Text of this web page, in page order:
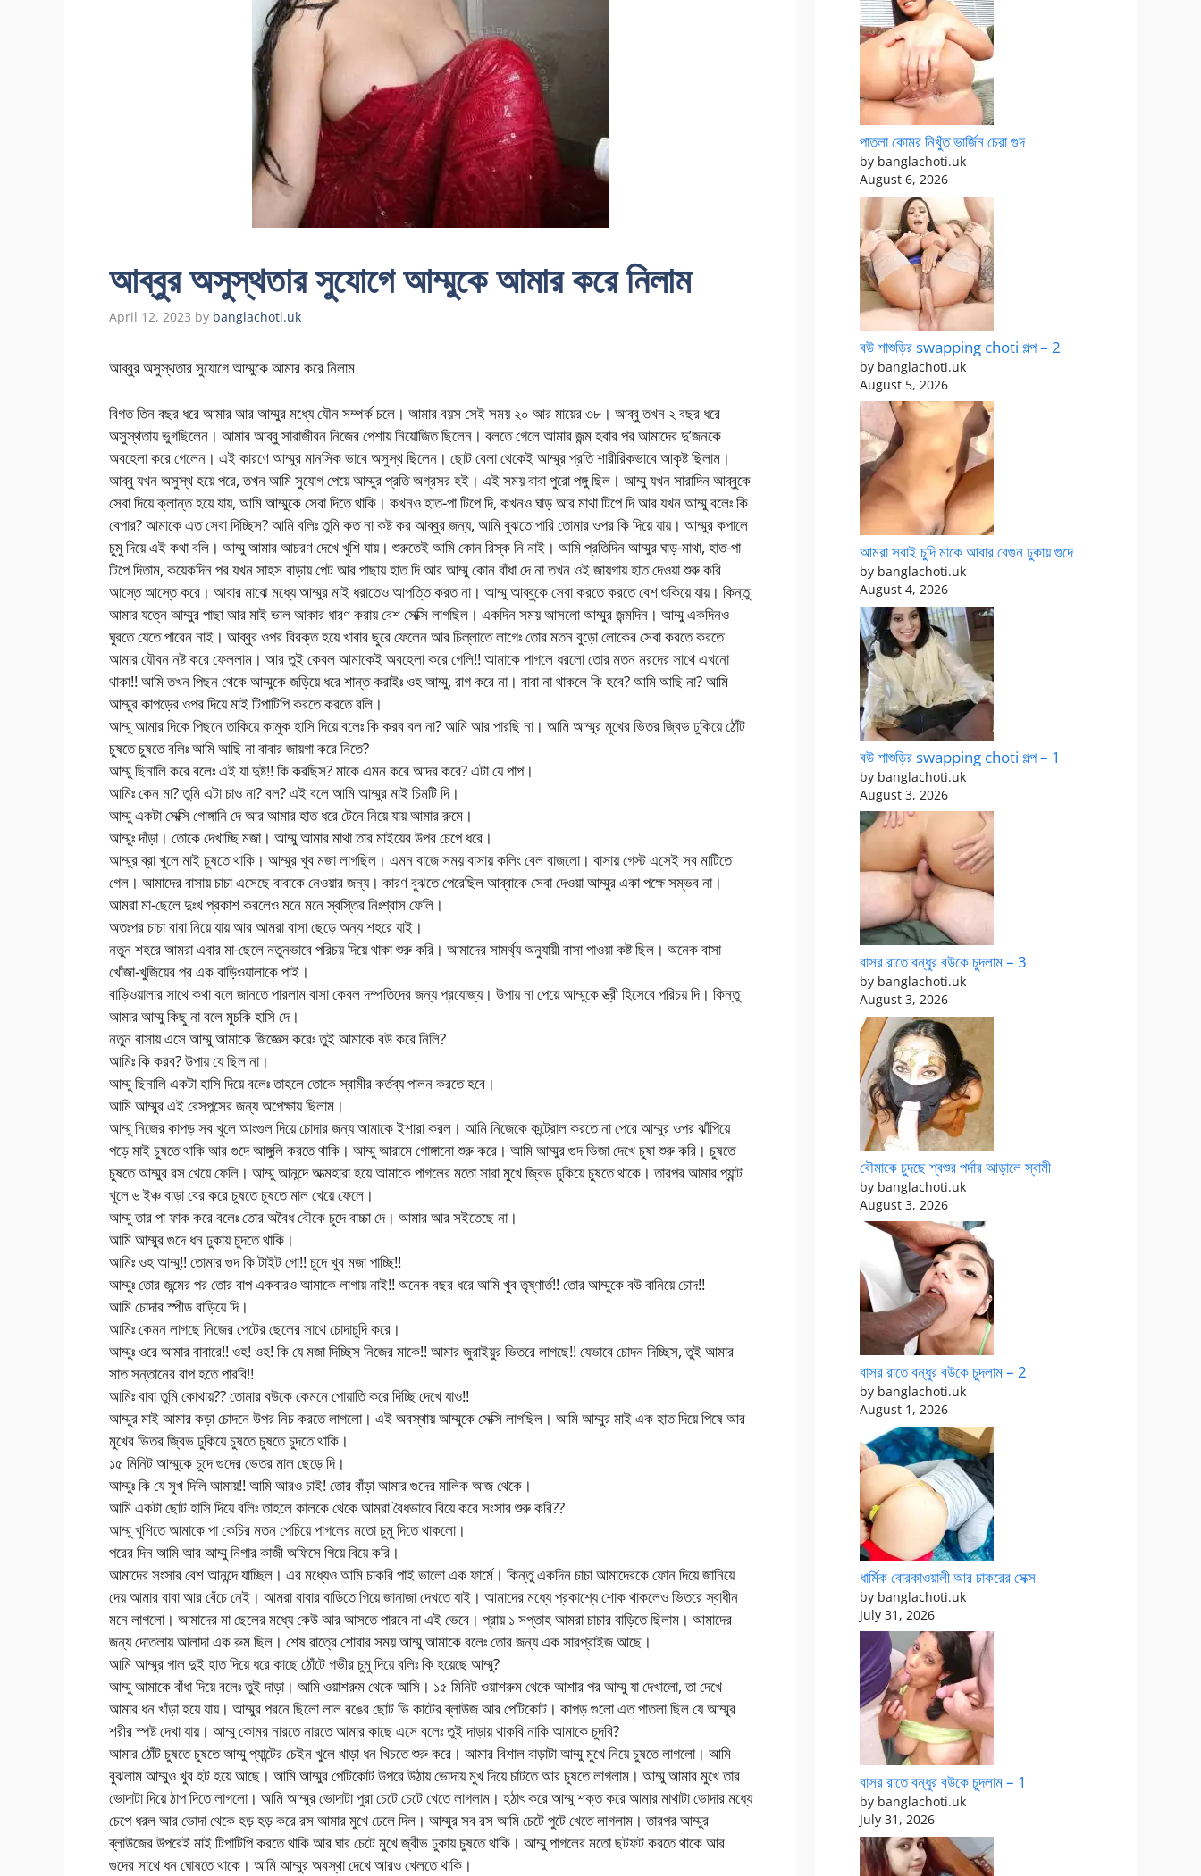
আব্বুর অসুস্থতার সুযোগে আম্মুকে আমার করে নিলাম
April 12, 2023 by banglachoti.uk
আব্বুর অসুস্থতার সুযোগে আম্মুকে আমার করে নিলাম
বিগত তিন বছর ধরে আমার আর আম্মুর মধ্যে যৌন সম্পর্ক চলে। আমার বয়স সেই সময় ২০ আর মায়ের ৩৮। আব্বু তখন ২ বছর ধরে
অসুস্থতায় ভুগছিলেন। আমার আব্বু সারাজীবন নিজের পেশায় নিয়োজিত ছিলেন। বলতে গেলে আমার জন্ম হবার পর আমাদের দু’জনকে
অবহেলা করে গেলেন। এই কারণে আম্মুর মানসিক ভাবে অসুস্থ ছিলেন। ছোট বেলা থেকেই আম্মুর প্রতি শারীরিকভাবে আকৃষ্ট ছিলাম।
আব্বু যখন অসুস্থ হয়ে পরে, তখন আমি সুযোগ পেয়ে আম্মুর প্রতি অগ্রসর হই। এই সময় বাবা পুরো পঙ্গু ছিল। আম্মু যখন সারাদিন আব্বুকে
সেবা দিয়ে ক্লান্ত হয়ে যায়, আমি আম্মুকে সেবা দিতে থাকি। কখনও হাত-পা টিপে দি, কখনও ঘাড় আর মাথা টিপে দি আর যখন আম্মু বলেঃ কি
বেপার? আমাকে এত সেবা দিচ্ছিস? আমি বলিঃ তুমি কত না কষ্ট কর আব্বুর জন্য, আমি বুঝতে পারি তোমার ওপর কি দিয়ে যায়। আম্মুর কপালে
চুমু দিয়ে এই কথা বলি। আম্মু আমার আচরণ দেখে খুশি যায়। শুরুতেই আমি কোন রিস্ক নি নাই। আমি প্রতিদিন আম্মুর ঘাড়-মাথা, হাত-পা
টিপে দিতাম, কয়েকদিন পর যখন সাহস বাড়ায় পেট আর পাছায় হাত দি আর আম্মু কোন বাঁধা দে না তখন ওই জায়গায় হাত দেওয়া শুরু করি
আস্তে আস্তে করে। আবার মাঝে মধ্যে আম্মুর মাই ধরাতেও আপত্তি করত না। আম্মু আব্বুকে সেবা করতে করতে বেশ শুকিয়ে যায়। কিন্তু
আমার যত্নে আম্মুর পাছা আর মাই ভাল আকার ধারণ করায় বেশ সেক্সি লাগছিল। একদিন সময় আসলো আম্মুর জন্মদিন। আম্মু একদিনও
ঘুরতে যেতে পারেন নাই। আব্বুর ওপর বিরক্ত হয়ে খাবার ছুরে ফেলেন আর চিল্লাতে লাগেঃ তোর মতন বুড়ো লোকের সেবা করতে করতে
আমার যৌবন নষ্ট করে ফেললাম। আর তুই কেবল আমাকেই অবহেলা করে গেলি!! আমাকে পাগলে ধরলো তোর মতন মরদের সাথে এখনো
থাকা!! আমি তখন পিছন থেকে আম্মুকে জড়িয়ে ধরে শান্ত করাইঃ ওহ আম্মু, রাগ করে না। বাবা না থাকলে কি হবে? আমি আছি না? আমি
আম্মুর কাপড়ের ওপর দিয়ে মাই টিপাটিপি করতে করতে বলি।
আম্মু আমার দিকে পিছনে তাকিয়ে কামুক হাসি দিয়ে বলেঃ কি করব বল না? আমি আর পারছি না। আমি আম্মুর মুখের ভিতর জ্বিভ ঢুকিয়ে ঠোঁট
চুষতে চুষতে বলিঃ আমি আছি না বাবার জায়গা করে নিতে?
আম্মু ছিনালি করে বলেঃ এই যা দুষ্ট!! কি করছিস? মাকে এমন করে আদর করে? এটা যে পাপ।
আমিঃ কেন মা? তুমি এটা চাও না? বল? এই বলে আমি আম্মুর মাই চিমটি দি।
আম্মু একটা সেক্সি গোঙ্গানি দে আর আমার হাত ধরে টেনে নিয়ে যায় আমার রুমে।
আম্মুঃ দাঁড়া। তোকে দেখাচ্ছি মজা। আম্মু আমার মাথা তার মাইয়ের উপর চেপে ধরে।
আম্মুর ব্রা খুলে মাই চুষতে থাকি। আম্মুর খুব মজা লাগছিল। এমন বাজে সময় বাসায় কলিং বেল বাজলো। বাসায় গেস্ট এসেই সব মাটিতে
গেল। আমাদের বাসায় চাচা এসেছে বাবাকে নেওয়ার জন্য। কারণ বুঝতে পেরেছিল আব্বাকে সেবা দেওয়া আম্মুর একা পক্ষে সম্ভব না।
আমরা মা-ছেলে দুঃখ প্রকাশ করলেও মনে মনে স্বস্তির নিঃশ্বাস ফেলি।
অতঃপর চাচা বাবা নিয়ে যায় আর আমরা বাসা ছেড়ে অন্য শহরে যাই।
নতুন শহরে আমরা এবার মা-ছেলে নতুনভাবে পরিচয় দিয়ে থাকা শুরু করি। আমাদের সামর্থ্য অনুযায়ী বাসা পাওয়া কষ্ট ছিল। অনেক বাসা
খোঁজা-খুজিয়ের পর এক বাড়িওয়ালাকে পাই।
বাড়িওয়ালার সাথে কথা বলে জানতে পারলাম বাসা কেবল দম্পতিদের জন্য প্রযোজ্য। উপায় না পেয়ে আম্মুকে স্ত্রী হিসেবে পরিচয় দি। কিন্তু
আমার আম্মু কিছু না বলে মুচকি হাসি দে।
নতুন বাসায় এসে আম্মু আমাকে জিজ্ঞেস করেঃ তুই আমাকে বউ করে নিলি?
আমিঃ কি করব? উপায় যে ছিল না।
আম্মু ছিনালি একটা হাসি দিয়ে বলেঃ তাহলে তোকে স্বামীর কর্তব্য পালন করতে হবে।
আমি আম্মুর এই রেসপন্সের জন্য অপেক্ষায় ছিলাম।
আম্মু নিজের কাপড় সব খুলে আংগুল দিয়ে চোদার জন্য আমাকে ইশারা করল। আমি নিজেকে কন্ট্রোল করতে না পেরে আম্মুর ওপর ঝাঁপিয়ে
পড়ে মাই চুষতে থাকি আর গুদে আঙ্গুলি করতে থাকি। আম্মু আরামে গোঙ্গানো শুরু করে। আমি আম্মুর গুদ ভিজা দেখে চুষা শুরু করি। চুষতে
চুষতে আম্মুর রস খেয়ে ফেলি। আম্মু আনন্দে আত্মহারা হয়ে আমাকে পাগলের মতো সারা মুখে জ্বিভ ঢুকিয়ে চুষতে থাকে। তারপর আমার প্যান্ট
খুলে ৬ ইঞ্চ বাড়া বের করে চুষতে চুষতে মাল খেয়ে ফেলে।
আম্মু তার পা ফাক করে বলেঃ তোর অবৈধ বৌকে চুদে বাচ্চা দে। আমার আর সইতেছে না।
আমি আম্মুর গুদে ধন ঢুকায় চুদতে থাকি।
আমিঃ ওহ আম্মু!! তোমার গুদ কি টাইট গো!! চুদে খুব মজা পাচ্ছি!!
আম্মুঃ তোর জন্মের পর তোর বাপ একবারও আমাকে লাগায় নাই!! অনেক বছর ধরে আমি খুব তৃষ্ণার্ত!! তোর আম্মুকে বউ বানিয়ে চোদ!!
আমি চোদার স্পীড বাড়িয়ে দি।
আমিঃ কেমন লাগছে নিজের পেটের ছেলের সাথে চোদাচুদি করে।
আম্মুঃ ওরে আমার বাবারে!! ওহ! ওহ! কি যে মজা দিচ্ছিস নিজের মাকে!! আমার জুরাইয়ুর ভিতরে লাগছে!! যেভাবে চোদন দিচ্ছিস, তুই আমার
সাত সন্তানের বাপ হতে পারবি!!
আমিঃ বাবা তুমি কোথায়?? তোমার বউকে কেমনে পোয়াতি করে দিচ্ছি দেখে যাও!!
আম্মুর মাই আমার কড়া চোদনে উপর নিচ করতে লাগলো। এই অবস্থায় আম্মুকে সেক্সি লাগছিল। আমি আম্মুর মাই এক হাত দিয়ে পিষে আর
মুখের ভিতর জ্বিভ ঢুকিয়ে চুষতে চুষতে চুদতে থাকি।
১৫ মিনিট আম্মুকে চুদে গুদের ভেতর মাল ছেড়ে দি।
আম্মুঃ কি যে সুখ দিলি আমায়!! আমি আরও চাই! তোর বাঁড়া আমার গুদের মালিক আজ থেকে।
আমি একটা ছোট হাসি দিয়ে বলিঃ তাহলে কালকে থেকে আমরা বৈধভাবে বিয়ে করে সংসার শুরু করি??
আম্মু খুশিতে আমাকে পা কেচির মতন পেচিয়ে পাগলের মতো চুমু দিতে থাকলো।
পরের দিন আমি আর আম্মু নিগার কাজী অফিসে গিয়ে বিয়ে করি।
আমাদের সংসার বেশ আনন্দে যাচ্ছিল। এর মধ্যেও আমি চাকরি পাই ভালো এক ফার্মে। কিন্তু একদিন চাচা আমাদেরকে ফোন দিয়ে জানিয়ে
দেয় আমার বাবা আর বেঁচে নেই। আমরা বাবার বাড়িতে গিয়ে জানাজা দেখতে যাই। আমাদের মধ্যে প্রকাশ্যে শোক থাকলেও ভিতরে স্বাধীন
মনে লাগলো। আমাদের মা ছেলের মধ্যে কেউ আর আসতে পারবে না এই ভেবে। প্রায় ১ সপ্তাহ আমরা চাচার বাড়িতে ছিলাম। আমাদের
জন্য দোতলায় আলাদা এক রুম ছিল। শেষ রাত্রে শোবার সময় আম্মু আমাকে বলেঃ তোর জন্য এক সারপ্রাইজ আছে।
আমি আম্মুর গাল দুই হাত দিয়ে ধরে কাছে ঠোঁটে গভীর চুমু দিয়ে বলিঃ কি হয়েছে আম্মু?
আম্মু আমাকে বাঁধা দিয়ে বলেঃ তুই দাড়া। আমি ওয়াশরুম থেকে আসি। ১৫ মিনিট ওয়াশরুম থেকে আশার পর আম্মু যা দেখালো, তা দেখে
আমার ধন খাঁড়া হয়ে যায়। আম্মুর পরনে ছিলো লাল রঙের ছোট ভি কাটের ব্লাউজ আর পেটিকোট। কাপড় গুলো এত পাতলা ছিল যে আম্মুর
শরীর স্পষ্ট দেখা যায়। আম্মু কোমর নারতে নারতে আমার কাছে এসে বলেঃ তুই দাড়ায় থাকবি নাকি আমাকে চুদবি?
আমার ঠোঁট চুষতে চুষতে আম্মু প্যান্টের চেইন খুলে খাড়া ধন খিচতে শুরু করে। আমার বিশাল বাড়াটা আম্মু মুখে নিয়ে চুষতে লাগলো। আমি
বুঝলাম আম্মুও খুব হট হয়ে আছে। আমি আম্মুর পেটিকোট উপরে উঠায় ভোদায় মুখ দিয়ে চাটতে আর চুষতে লাগলাম। আম্মু আমার মুখে তার
ভোদাটা দিয়ে ঠাপ দিতে লাগলো। আমি আম্মুর ভোদাটা পুরা চেটে চেটে খেতে লাগলাম। হঠাৎ করে আম্মু শক্ত করে আমার মাথাটা ভোদার মধ্যে
চেপে ধরল আর ভোদা থেকে হড় হড় করে রস আমার মুখে ঢেলে দিল। আম্মুর সব রস আমি চেটে পুটে খেতে লাগলাম। তারপর আম্মুর
ব্লাউজের উপরেই মাই টিপাটিপি করতে থাকি আর ঘার চেটে মুখে জ্বীভ ঢুকায় চুষতে থাকি। আম্মু পাগলের মতো ছটফট করতে থাকে আর
গুদের সাথে ধন ঘোষতে থাকে। আমি আম্মুর অবস্থা দেখে আরও খেলতে থাকি।
পাতলা কোমর নিখুঁত ভার্জিন চেরা গুদ
by banglachoti.uk
August 6, 2026
বউ শাশুড়ির swapping choti গল্প – 2
by banglachoti.uk
August 5, 2026
আমরা সবাই চুদি মাকে আবার বেগুন ঢুকায় গুদে
by banglachoti.uk
August 4, 2026
বউ শাশুড়ির swapping choti গল্প – 1
by banglachoti.uk
August 3, 2026
বাসর রাতে বন্ধুর বউকে চুদলাম – 3
by banglachoti.uk
August 3, 2026
বৌমাকে চুদছে শ্বশুর পর্দার আড়ালে স্বামী
by banglachoti.uk
August 3, 2026
বাসর রাতে বন্ধুর বউকে চুদলাম – 2
by banglachoti.uk
August 1, 2026
ধার্মিক বোরকাওয়ালী আর চাকরের সেক্স
by banglachoti.uk
July 31, 2026
বাসর রাতে বন্ধুর বউকে চুদলাম – 1
by banglachoti.uk
July 31, 2026